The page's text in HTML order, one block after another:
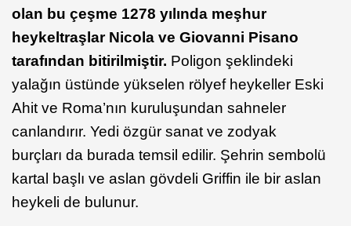
olan bu çeşme 1278 yılında meşhur
heykeltraşlar Nicola ve Giovanni Pisano
tarafından bitirilmiştir. Poligon şeklindeki
yalağın üstünde yükselen rölyef heykeller Eski
Ahit ve Roma’nın kuruluşundan sahneler
canlandırır. Yedi özgür sanat ve zodyak
burçları da burada temsil edilir. Şehrin sembolü
kartal başlı ve aslan gövdeli Griffin ile bir aslan
heykeli de bulunur.